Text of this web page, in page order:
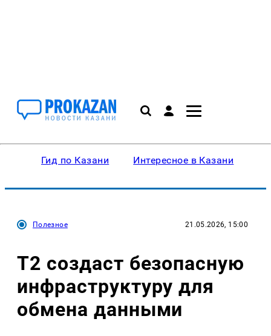
Гид по Казани Интересное в Казани
Полезное 21.05.2026, 15:00
Т2 создаст безопасную
инфраструктуру для
обмена данными